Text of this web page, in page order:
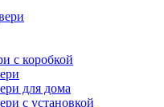
с коробкой
для дома
с установкой